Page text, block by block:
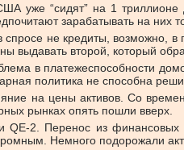
уже “сидят” на 1 триллионе
зарабатывать на них
не кредиты, возможно,
выдавать второй, который
в платежеспособности
политика не способна
на цены активов. Со
рынках опять пошли вверх.
2. Перенос из
Немного подорожали